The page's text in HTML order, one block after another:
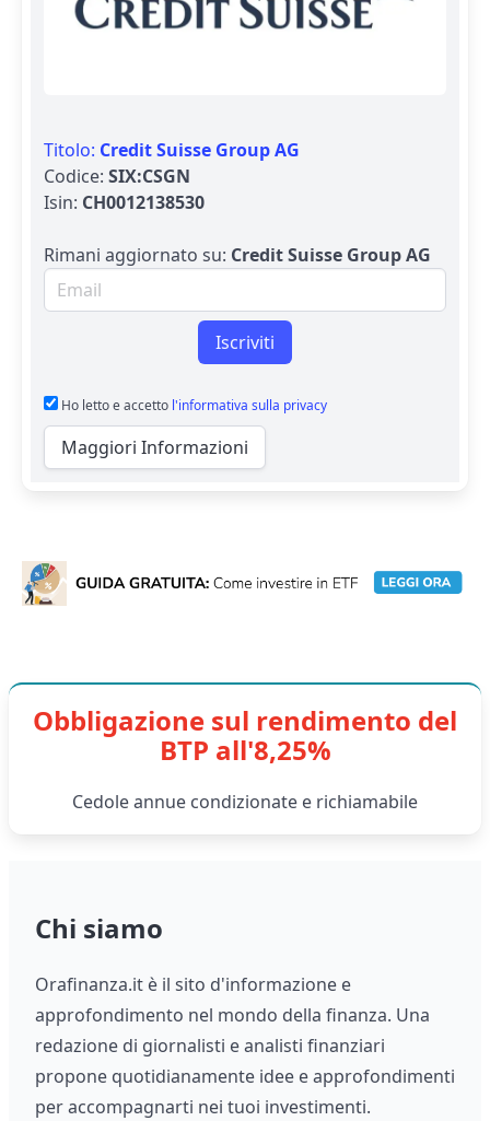
Titolo: Credit Suisse Group AG
Codice: SIX:CSGN
Isin: CH0012138530
Rimani aggiornato su: Credit Suisse Group AG
Email per newsletter
Iscriviti
Ho letto e accetto l'informativa sulla privacy
Maggiori Informazioni
Obbligazione sul rendimento del
BTP all'8,25%
Cedole annue condizionate e richiamabile
Chi siamo
Orafinanza.it è il sito d'informazione e
approfondimento nel mondo della finanza. Una
redazione di giornalisti e analisti finanziari
propone quotidianamente idee e approfondimenti
per accompagnarti nei tuoi investimenti.